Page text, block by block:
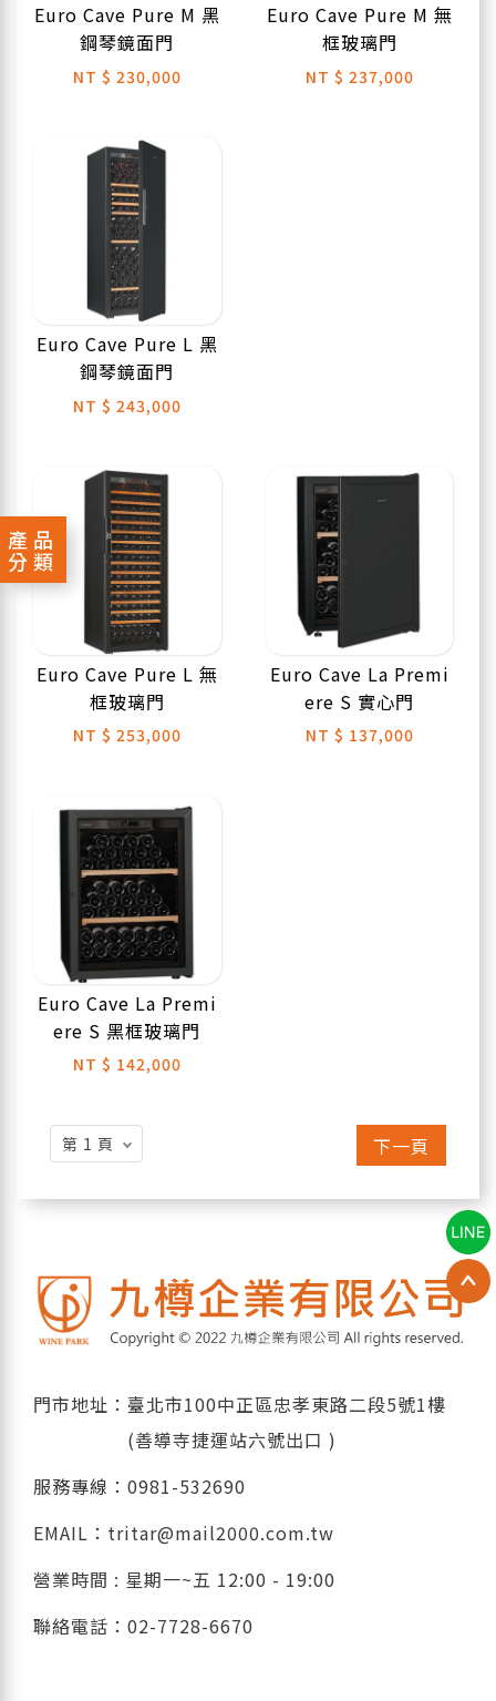
產品
分類
Euro Cave Pure M 黑
鋼琴鏡面門
NT $ 230,000
Euro Cave Pure M 無
框玻璃門
NT $ 237,000
Euro Cave Pure L 黑
鋼琴鏡面門
NT $ 243,000
Euro Cave Pure L 無
框玻璃門
NT $ 253,000
Euro Cave La Premi
ere S 實心門
NT $ 137,000
Euro Cave La Premi
ere S 黑框玻璃門
NT $ 142,000
下一頁
門市地址：臺北市100中正區忠孝東路二段5號1樓
(善導寺捷運站六號出口 )
服務專線： 0981-532690
EMAIL： tritar@mail2000.com.tw
營業時間 : 星期一~五 12:00 - 19:00
聯絡電話： 02-7728-6670